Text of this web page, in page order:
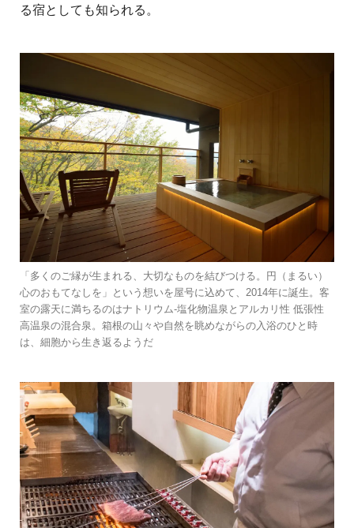
る宿としても知られる。
「多くのご縁が生まれる、大切なものを結びつける。円（まるい）
心のおもてなしを」という想いを屋号に込めて、2014年に誕生。客
室の露天に満ちるのはナトリウム-塩化物温泉とアルカリ性 低張性
高温泉の混合泉。箱根の山々や自然を眺めながらの入浴のひと時
は、細胞から生き返るようだ